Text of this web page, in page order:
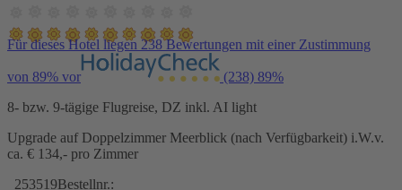
Für dieses Hotel liegen 238 Bewertungen mit einer Zustimmung
von 89% vor (238) 89%
8- bzw. 9-tägige Flugreise, DZ inkl. AI light
Upgrade auf Doppelzimmer Meerblick (nach Verfügbarkeit) i.W.v.
ca. € 134,- pro Zimmer
253519Bestellnr.: